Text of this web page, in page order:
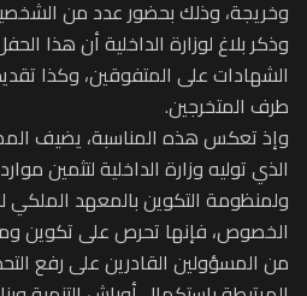
وخريجة، وذلك بحضور عدد من
وذكر بلاغ لوزارة الداخلية أن هذا
الشهادات على المتفوقين، وكذا
طرف المتخرجين.
وإذ تعكس هذه المناسبة، يضيف
الذي توليه وزارة الداخلية لتثمين
ولمنظومة التكوين بالمعهد الملكي
الخصوص، فإنها تحرص على تكوين
من المسؤولين القادرين على رفع